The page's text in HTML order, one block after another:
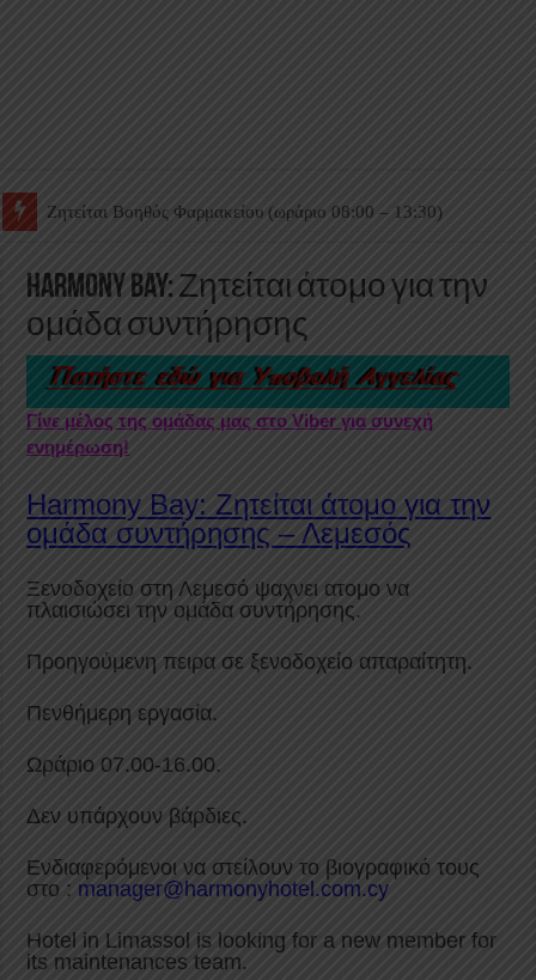
Ζητείται Βοηθός Θαλάμου
Harmony Bay: Ζητείται άτομο για την
ομάδα συντήρησης
Γίνε μέλος της ομάδας μας στο Viber για συνεχή
ενημέρωση!
Harmony Bay: Ζητείται άτομο για την
ομάδα συντήρησης – Λεμεσός
Ξενοδοχείο στη Λεμεσό ψαχνει ατομο να
πλαισιώσει την ομάδα συντήρησης.
Προηγούμενη πειρα σε ξενοδοχείο απαραίτητη.
Πενθήμερη εργασία.
Ωράριο 07.00-16.00.
Δεν υπάρχουν βάρδιες.
Ενδιαφερόμενοι να στείλουν το βιογραφικό τους
στο : manager@harmonyhotel.com.cy
Hotel in Limassol is looking for a new member for
its maintenances team.